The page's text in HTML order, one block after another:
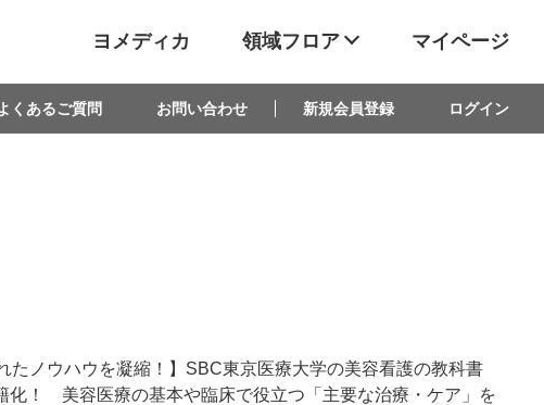
ヨメディカ 領域フロア マイページ
くあるご質問 お問い合わせ 新規会員登録 ログイン
たノウハウを凝縮！】SBC東京医療大学の美容看護の教科書
化！ 美容医療の基本や臨床で役立つ「主要な治療・ケア」を